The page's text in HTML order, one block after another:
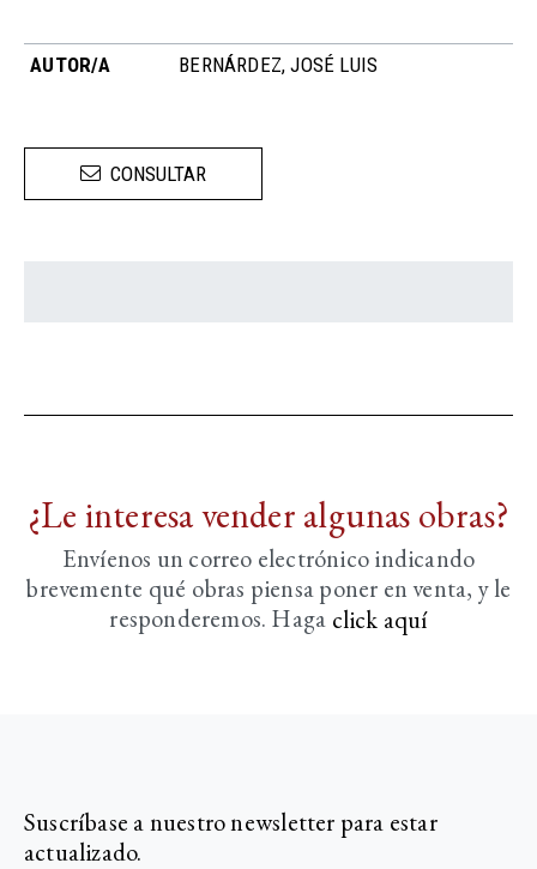
AUTOR/A BERNÁRDEZ, JOSÉ LUIS
CONSULTAR
¿Le interesa vender algunas obras?
Envíenos un correo electrónico indicando
brevemente qué obras piensa poner en venta, y le
responderemos. Haga click aquí­
Suscríbase a nuestro newsletter para estar
actualizado.